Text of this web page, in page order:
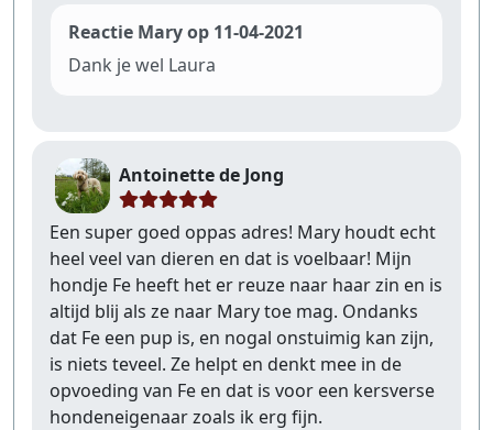
Reactie Mary op 11-04-2021
Dank je wel Laura
Antoinette de Jong
Een super goed oppas adres! Mary houdt echt
heel veel van dieren en dat is voelbaar! Mijn
hondje Fe heeft het er reuze naar haar zin en is
altijd blij als ze naar Mary toe mag. Ondanks
dat Fe een pup is, en nogal onstuimig kan zijn,
is niets teveel. Ze helpt en denkt mee in de
opvoeding van Fe en dat is voor een kersverse
hondeneigenaar zoals ik erg fijn.